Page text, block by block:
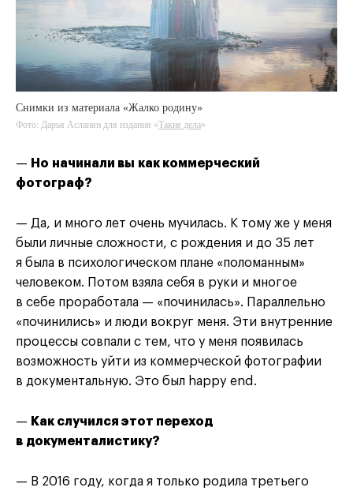
Снимки из материала «Жалко родину»
Фото: Дарья Асланян для издания «Такие дела»
Такие дела
Такие дела
— Но начинали вы как коммерческий
фотограф?
— Да, и много лет очень мучилась. К тому же у меня
были личные сложности, с рождения и до 35 лет
я была в психологическом плане «поломанным»
человеком. Потом взяла себя в руки и многое
в себе проработала — «починилась». Параллельно
«починились» и люди вокруг меня. Эти внутренние
процессы совпали с тем, что у меня появилась
возможность уйти из коммерческой фотографии
в документальную. Это был happy end.
— Как случился этот переход
в документалистику?
— В 2016 году, когда я только родила третьего